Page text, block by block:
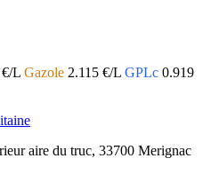
L Gazole 2.115 €/L GPLc 0.919
aire du truc, 33700 Merignac